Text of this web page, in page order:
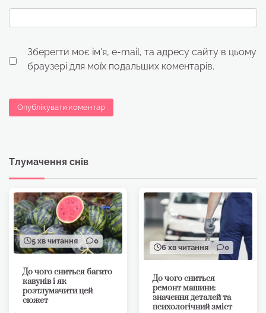
Зберегти моє ім'я, e-mail, та адресу сайту в цьому
браузері для моїх подальших коментарів.
Тлумачення снів
5 хв читання 0
До чого сниться багато
кавунів і як
розтлумачити цей
сюжет
6 хв читання 0
До чого сниться
ремонт машини:
значення деталей та
психологічний зміст